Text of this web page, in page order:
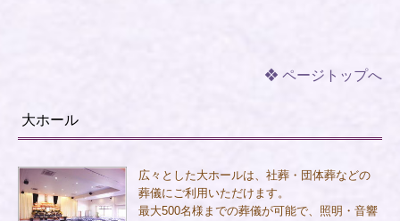
❖ ページトップへ
大ホール
広々とした大ホールは、社葬・団体葬などの
葬儀にご利用いただけます。
最大500名様までの葬儀が可能で、照明・音響